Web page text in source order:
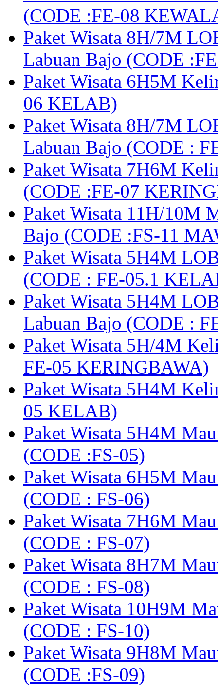
(CODE :FE-08
Paket Wisata 8H/7M
Labuan Bajo (CODE
Paket Wisata 6H5M
06 KELAB)
Paket Wisata 8H/7M
Labuan Bajo (CODE :
Paket Wisata 7H6M
(CODE :FE-07
Paket Wisata 11H/10M
Bajo (CODE :FS-11
Paket Wisata 5H4M
(CODE : FE-05.1
Paket Wisata 5H4M
Labuan Bajo (CODE :
Paket Wisata 5H/4M
FE-05 KERINGBAWA)
Paket Wisata 5H4M
05 KELAB)
Paket Wisata 5H4M
(CODE :FS-05)
Paket Wisata 6H5M
(CODE : FS-06)
Paket Wisata 7H6M
(CODE : FS-07)
Paket Wisata 8H7M
(CODE : FS-08)
Paket Wisata 10H9M
(CODE : FS-10)
Paket Wisata 9H8M
(CODE :FS-09)